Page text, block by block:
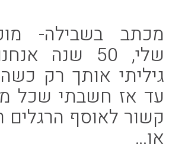
מכתב בשבילה-
שלי, 50 שנה
עד אז חשבתי שכל
קשור לאוסף הרגלים
או…